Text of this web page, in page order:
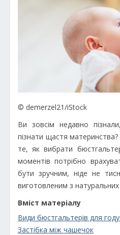
© demerzel21/iStock
Ви зовсім недавно
пізнати щастя
те, як вибрати
моментів потрібно
бути зручним, ніде не
виготовленим з натуральних
Вміст матеріалу
Види бюстгальтерів для
Застібка між чашечок